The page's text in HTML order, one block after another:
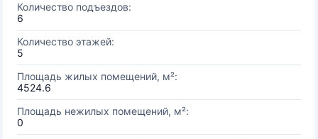
Количество подъездов:
6
Количество этажей:
5
Площадь жилых помещений, м²:
4524.6
Площадь нежилых помещений, м²:
0